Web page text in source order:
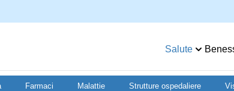
Salute Benessere
Farmaci Malattie Strutture ospedaliere